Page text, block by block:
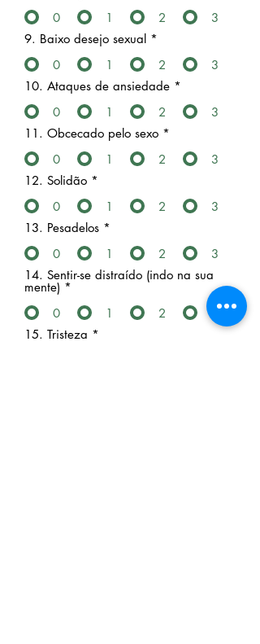
0
1 2
3
9. Baixo desejo sexual *
0
1 2
3
10. Ataques de ansiedade *
0
1 2
3
11. Obcecado pelo sexo *
0
1 2
3
12. Solidão *
0
1 2
3
13. Pesadelos *
0
1 2
3
14. Sentir-se distraído (indo na sua
mente) *
0
1 2
3
15. Tristeza *